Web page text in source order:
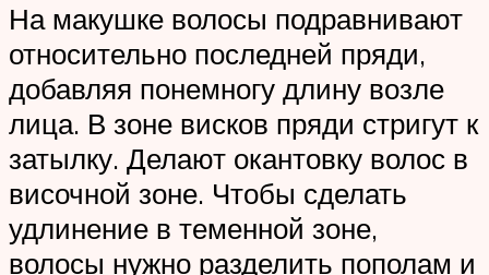
На макушке волосы подравнивают
относительно последней пряди,
добавляя понемногу длину возле
лица. В зоне висков пряди стригут к
затылку. Делают окантовку волос в
височной зоне. Чтобы сделать
удлинение в теменной зоне,
волосы нужно разделить пополам и